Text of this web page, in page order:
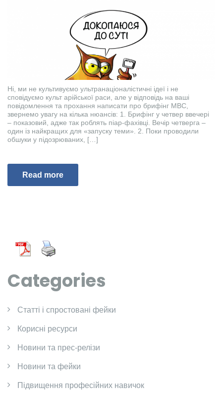
Ні, ми не культивуємо ультранаціоналістичні ідеї і не
сповідуємо культ арійської раси, але у відповідь на ваші
повідомлення та прохання написати про брифінг МВС,
звернемо увагу на кілька нюансів: 1. Брифінг у четвер ввечері
– показовий, адже так роблять піар-фахівці. Вечір четверга –
один із найкращих для «запуску теми». 2. Поки проводили
обшуки у підозрюваних, […]
Read more
Categories
Cтатті і спростовані фейки
Корисні ресурси
Новини та прес-релізи
Новини та фейки
Підвищення професійних навичок